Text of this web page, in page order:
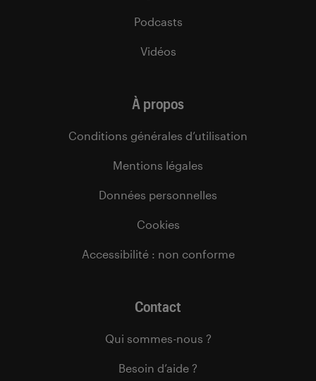
Podcasts
Vidéos
À propos
Conditions générales d’utilisation
Mentions légales
Données personnelles
Cookies
Accessibilité : non conforme
Contact
Qui sommes-nous ?
Besoin d’aide ?